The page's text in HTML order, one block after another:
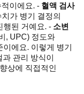
이에요. - 혈액 검사
가 병기 결정의
행된 거예요. - 소변
, UPC) 정도와
에요. 이렇게 병기
관리 방식이
상에 직접적인